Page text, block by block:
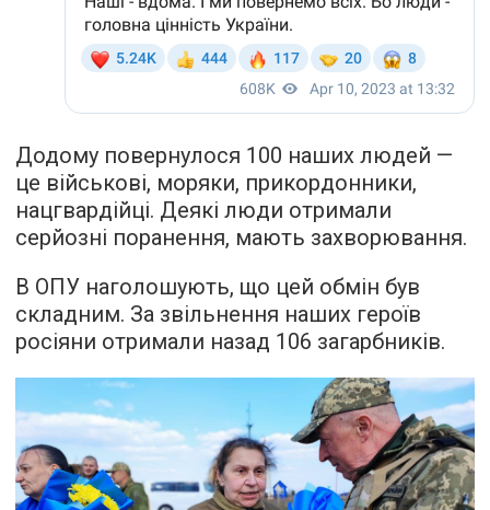
Додому повернулося 100 наших людей —
це військові, моряки, прикордонники,
нацгвардійці. Деякі люди отримали
серйозні поранення, мають захворювання.
В ОПУ наголошують, що цей обмін був
складним. За звільнення наших героїв
росіяни отримали назад 106 загарбників.